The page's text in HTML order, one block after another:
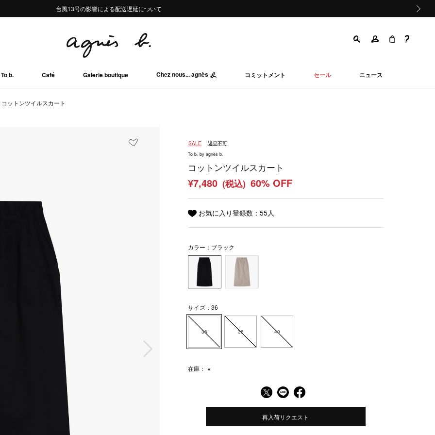
熊本地域地震の影響による配送遅延について
Summer Sale 2buy10%OFF!!
台風13号の影響による配送遅延について
熊本地域地震の影響による配送遅延について
Summer Sale 2buy10%OFF!!
To b. Café Galerie boutique Chez nous... agnès コミットメント セール ニュース
コットンツイルスカート
SALE 返品不可
To b. by agnès b.
コットンツイルスカート
¥7,480 (税込) 60% OFF
お気に入り登録数：55人
カラー：ブラック
サイズ：36
36 38 40
在庫： ×
再入荷リクエスト